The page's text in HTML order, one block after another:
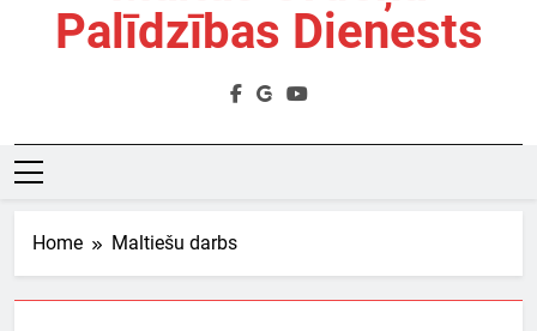
Palīdzības Dienests
Home Maltiešu darbs